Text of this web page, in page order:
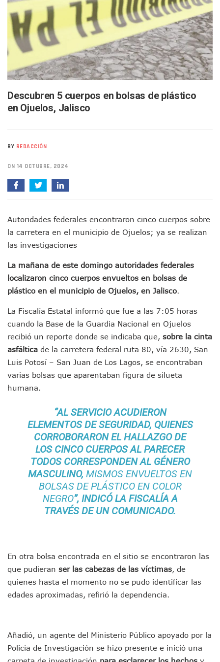
Bruno Blancas Lleva El Mensaje De La Cuarta
Liberan 180 Crías De Iguana Verde En El Estero El Salado
Puerto Vallarta Participa En Los PriceAgencies Awards
Ofrecerán Asesoría Jurídica Gratuita En Puerto Vallarta
Juan Solís E Iris Torres Buscan Integrar La Planilla Del PAN
Realizan Operativo Preventivo En Seis Colonias Del
Arquitecto Luis Munguía Reconoce La Labor Del Personal
Semana Lluviosa Para Puerto Vallarta Con Tormentas Y
Partido Verde Conforma Su 12.º “Ejército Del Verde” En
Buques Mexicanos Parten A Venezuela Con 718
Jóvenes En Movimiento Jalisco Renueva Su Dirigencia
Citan A Siete Integrantes De La Semar Por Investigación
IMSS Invierte 12.6 MDP En Remodelar Urgencias Del
Accidente En Un RZR, Principal Hipótesis Por La Muerte
Este Viernes, Lemus Inaugurará El Sistema De
Nidos De Lluvia Busca Beneficiar A 100 Familias De
Morena Cierra Filas Por La Defensa Del Agua De Calidad
Regresa A Puerto Vallarta La Premiación Nacional De La
Ra Aguilar Acompaña A Cientos De Familias En Las
Oleaje Y Riesgo Por Cocodrilos Mantienen Restricciones
“Kato” Supera El Abandono Y Comienza Una Nueva Vida
México Necesitaba 600 Mil Empleos; Solo Generó 262 Mil
Poderoso Terremoto Destruye Edificios Y Puentes En
Munguía Es El Sexto Mejor Alcalde De Jalisco, Según
Avenida Federación En Puerto Vallarta Registra 80% De
Caída De “El Mencho” Elevó Percepción De Inseguridad
Mercado Vallarta Incluye Reúne A Emprendedores Locales
Morenistas Imparten Taller En Puerto Vallarta
CEDHJ Señala Violaciones A Derechos De Víctima De
Maleza Crece En Camellones De La Principal Avenida
Lluvias E Inundaciones No Detienen El Transporte Público
Bruno Blancas Reúne A Especialistas Para Analizar La
Entregan Aparato Auditivo A Don Juan Ramírez En Puerto
Buscan Reducir Riesgos Por Cocodrilos En Playas De
Plantean “Ley Don Juanito” Al Diputado Federal Bruno
Asesinan En Oaxaca Al Periodista Francisco Alejandro
Detienen A Cuatro Hombres Armados En Bucerías;
Mujeres Recorren Calles De Ixtapa Para Identificar
Bruno Blancas Convoca A Mesa De Análisis Para La
CUCosta E IMSS Nayarit Avanzan En Acuerdos Para
Descubren 5 cuerpos en bolsas de plástico
en Ojuelos, Jalisco
BY REDACCIÓN
ON 14 OCTUBRE, 2024
Autoridades federales encontraron cinco cuerpos sobre
la carretera en el municipio de Ojuelos; ya se realizan
las investigaciones
La mañana de este domingo autoridades federales
localizaron cinco cuerpos envueltos en bolsas de
plástico en el municipio de Ojuelos, en Jalisco.
La Fiscalía Estatal informó que fue a las 7:05 horas
cuando la Base de la Guardia Nacional en Ojuelos
recibió un reporte donde se indicaba que, sobre la cinta
asfáltica de la carretera federal ruta 80, vía 2630, San
Luis Potosí – San Juan de Los Lagos, se encontraban
varias bolsas que aparentaban figura de silueta
humana.
“AL SERVICIO ACUDIERON
ELEMENTOS DE SEGURIDAD, QUIENES
CORROBORARON EL HALLAZGO DE
LOS CINCO CUERPOS AL PARECER
TODOS CORRESPONDEN AL GÉNERO
MASCULINO, MISMOS ENVUELTOS EN
BOLSAS DE PLÁSTICO EN COLOR
NEGRO”, INDICÓ LA FISCALÍA A
TRAVÉS DE UN COMUNICADO.
En otra bolsa encontrada en el sitio se encontraron las
que pudieran ser las cabezas de las víctimas, de
quienes hasta el momento no se pudo identificar las
edades aproximadas, refirió la dependencia.
Añadió, un agente del Ministerio Público apoyado por la
Policía de Investigación se hizo presente e inició una